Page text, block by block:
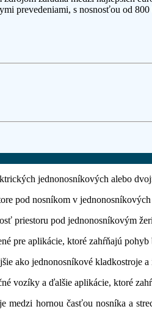
prevedeniami, s nosnosťou od
jednonosníkových alebo
pod nosníkom v
priestoru pod jednonosníkovým
pre aplikácie, ktoré zahŕňajú
ako jednonosníkové kladkostroje
vozíky a ďalšie aplikácie, ktoré
hornou časťou nosníka a